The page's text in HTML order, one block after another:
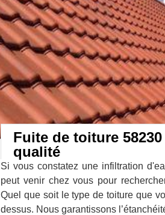
Fuite de toiture
qualité
Si vous constatez une infiltration
peut venir chez vous pour
Quel que soit le type de toiture que
dessus. Nous garantissons